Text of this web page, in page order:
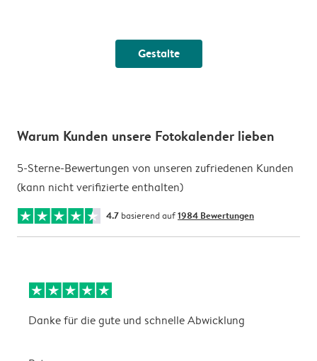
Gestalte
Warum Kunden unsere Fotokalender lieben
5-Sterne-Bewertungen von unseren zufriedenen Kunden
(kann nicht verifizierte enthalten)
4.7 basierend auf1984 Bewertungen
Danke für die gute und schnelle Abwicklung